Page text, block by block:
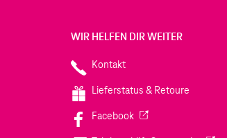
WIR HELFEN DIR WEITER
Kontakt
Lieferstatus & Retoure
Facebook(Wird in einem neuen